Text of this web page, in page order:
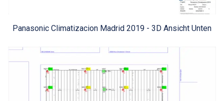
Panasonic Climatizacion Madrid 2019 - 3D Ansicht Unten